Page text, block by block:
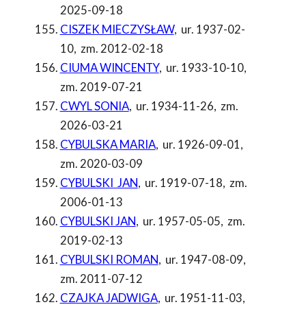
2025-09-18
CISZEK MIECZYSŁAW, ur. 1937-02-
10, zm. 2012-02-18
CIUMA WINCENTY, ur. 1933-10-10,
zm. 2019-07-21
CWYL SONIA, ur. 1934-11-26, zm.
2026-03-21
CYBULSKA MARIA, ur. 1926-09-01,
zm. 2020-03-09
CYBULSKI JAN, ur. 1919-07-18, zm.
2006-01-13
CYBULSKI JAN, ur. 1957-05-05, zm.
2019-02-13
CYBULSKI ROMAN, ur. 1947-08-09,
zm. 2011-07-12
CZAJKA JADWIGA, ur. 1951-11-03,